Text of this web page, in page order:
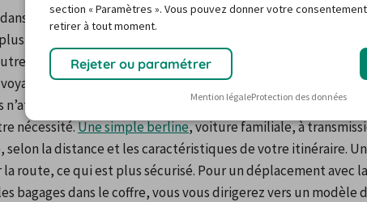
la location de voiture l’élément essentiel pour effectuer
exotiques.
destination difficile d’accès est alors un vrai jeu d’enfant,
chez vous ou prendre la route depuis l’agence d’un
que plus facilement votre station de sports
nécessité. Une simple berline, voiture familiale, à
la distance et les caractéristiques de votre itinéraire.
route, ce qui est plus sécurisé. Pour un déplacement avec
bagages dans le coffre, vous vous dirigerez vers un modèle
section « Paramètres ». Vous pouvez donner votre
retirer à tout moment.
Rejeter ou paramétrer
Mention légaleProtection des données